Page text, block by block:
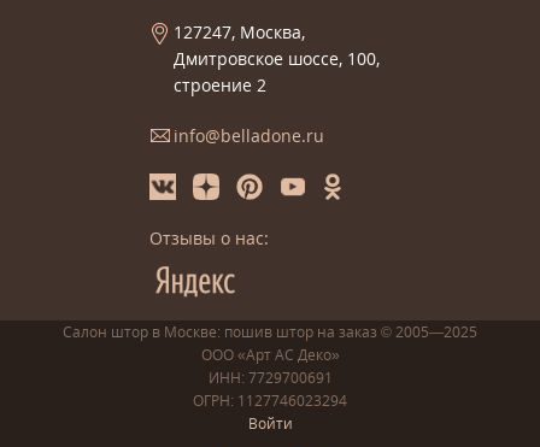
127247, Москва,
Дмитровское шоссе, 100,
строение 2
info@belladone.ru
Отзывы о нас:
Салон штор в Москве: пошив штор на заказ © 2005—2025
ООО «Арт АС Деко»
ИНН: 7729700691
ОГРН: 1127746023294
Войти